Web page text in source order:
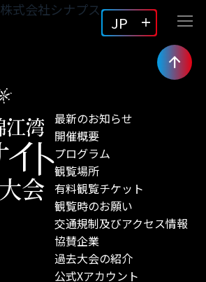
JP
株式会社シナプス
最新のお知らせ
開催概要
プログラム
観覧場所
有料観覧チケット
観覧時のお願い
交通規制及びアクセス情報
協賛企業
過去大会の紹介
公式Xアカウント